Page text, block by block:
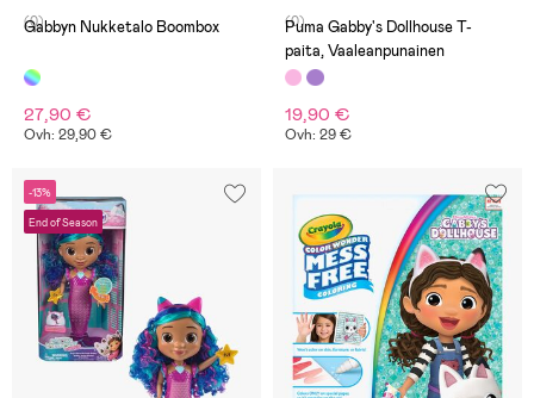
(0)
Gabbyn Nukketalo Boombox
27,90 €
Ovh: 29,90 €
(0)
Puma Gabby's Dollhouse T-
paita, Vaaleanpunainen
19,90 €
Ovh: 29 €
-13%
End of Season